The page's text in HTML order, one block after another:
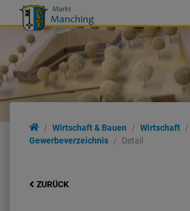
Wirtschaft & Bauen
Wirtschaft
Gewerbeverzeichnis
Detail
ZURÜCK